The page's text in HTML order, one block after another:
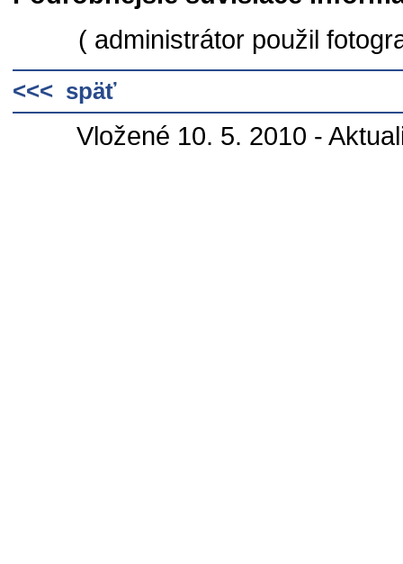
( administrátor použil
<<< späť
Vložené 10. 5. 2010 -